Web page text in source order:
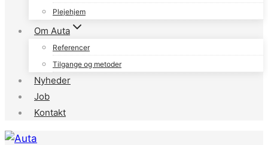
Plejehjem
Om Auta
Referencer
Tilgange og metoder
Nyheder
Job
Kontakt